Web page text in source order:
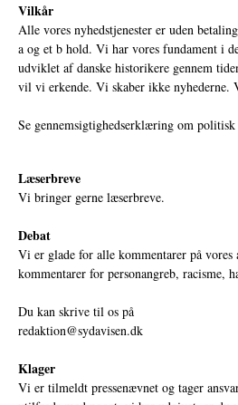
Vilkår
Alle vores nyhedstjenester er uden
a og et b hold. Vi har vores fundament i
udviklet af danske historikere gennem
vil vi erkende. Vi skaber ikke nyhederne.
Se gennemsigtighedserklæring om politisk
Læserbreve
Vi bringer gerne læserbreve.
Debat
Vi er glade for alle kommentarer på
kommentarer for personangreb, racisme,
Du kan skrive til os på
redaktion@sydavisen.dk
Klager
Vi er tilmeldt pressenævnet og tager